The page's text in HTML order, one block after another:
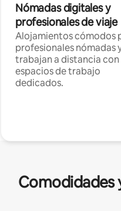
Nómadas digitales y
profesionales de viaje
Alojamientos cómodos
profesionales nómadas
trabajan a distancia
espacios de trabajo
dedicados.
Comodidades